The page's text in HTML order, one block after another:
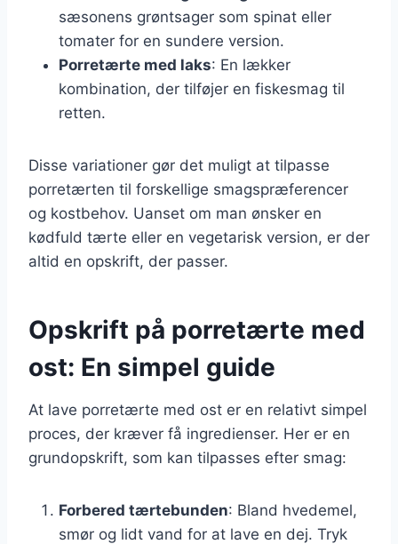
sæsonens grøntsager som spinat eller
tomater for en sundere version.
Porretærte med laks: En lækker
kombination, der tilføjer en fiskesmag til
retten.
Disse variationer gør det muligt at tilpasse
porretærten til forskellige smagspræferencer
og kostbehov. Uanset om man ønsker en
kødfuld tærte eller en vegetarisk version, er der
altid en opskrift, der passer.
Opskrift på porretærte med
ost: En simpel guide
At lave porretærte med ost er en relativt simpel
proces, der kræver få ingredienser. Her er en
grundopskrift, som kan tilpasses efter smag:
Forbered tærtebunden: Bland hvedemel,
smør og lidt vand for at lave en dej. Tryk